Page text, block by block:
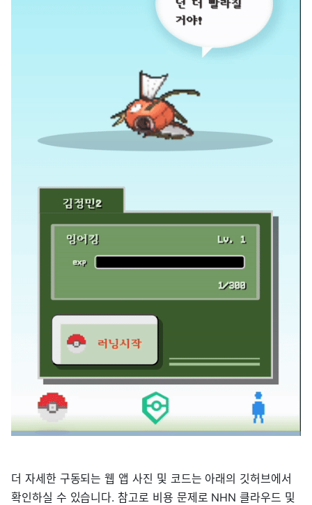
더 자세한 구동되는 웹 앱 사진 및 코드는 아래의 깃허브에서
확인하실 수 있습니다. 참고로 비용 문제로 NHN 클라우드 및